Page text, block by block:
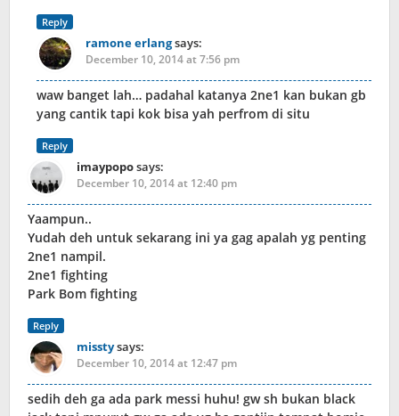
Reply
ramone erlangsays:
December 10, 2014 at 7:56 pm
waw banget lah… padahal katanya 2ne1 kan bukan gb
yang cantik tapi kok bisa yah perfrom di situ
Reply
imaypoposays:
December 10, 2014 at 12:40 pm
Yaampun..
Yudah deh untuk sekarang ini ya gag apalah yg penting
2ne1 nampil.
2ne1 fighting
Park Bom fighting
Reply
misstysays:
December 10, 2014 at 12:47 pm
sedih deh ga ada park messi huhu! gw sh bukan black